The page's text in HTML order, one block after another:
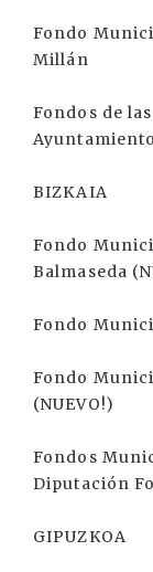
Fondo
Millán
Fondos de
BIZKAIA
Fondo
Balmaseda
Fondo
Fondo
(NUEVO!)
Fondos
Diputación
GIPUZKOA